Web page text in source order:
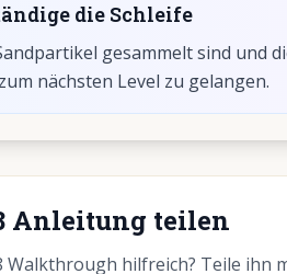
die Schleife
gesammelt sind und
nächsten Level zu gelangen.
Anleitung teilen
Walkthrough hilfreich? Teile ihn